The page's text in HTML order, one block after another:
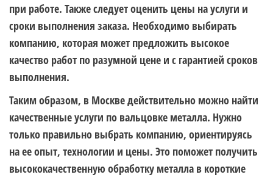
при работе. Также следует оценить цены на услуги и
сроки выполнения заказа. Необходимо выбирать
компанию, которая может предложить высокое
качество работ по разумной цене и с гарантией сроков
выполнения.
Таким образом, в Москве действительно можно найти
качественные услуги по вальцовке металла. Нужно
только правильно выбрать компанию, ориентируясь
на ее опыт, технологии и цены. Это поможет получить
высококачественную обработку металла в короткие